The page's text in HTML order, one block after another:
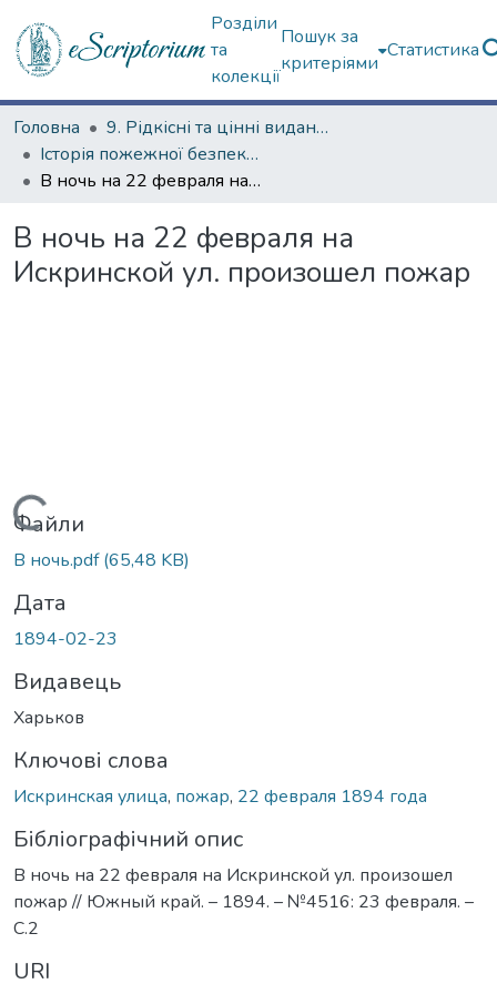
Розділи
та
колекції
Пошук за
критеріями
Статистика
Головна
9. Рідкісні та цінні видання
Історія пожежної безпеки (сторінками періодичних видань)
В ночь на 22 февраля на Искринской ул. произошел пожар
В ночь на 22 февраля на
Искринской ул. произошел пожар
Вантажиться...
Файли
В ночь.pdf(65,48 KB)
Дата
1894-02-23
Видавець
Харьков
Ключові слова
Искринская улица, пожар, 22 февраля 1894 года
Бібліографічний опис
В ночь на 22 февраля на Искринской ул. произошел
пожар // Южный край. – 1894. – №4516: 23 февраля. –
С.2
URI